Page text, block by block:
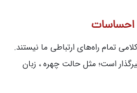
احساسات
تمام راه‌های ارتباطی ما نیستند.
است؛ مثل حالت چهره ، زبان